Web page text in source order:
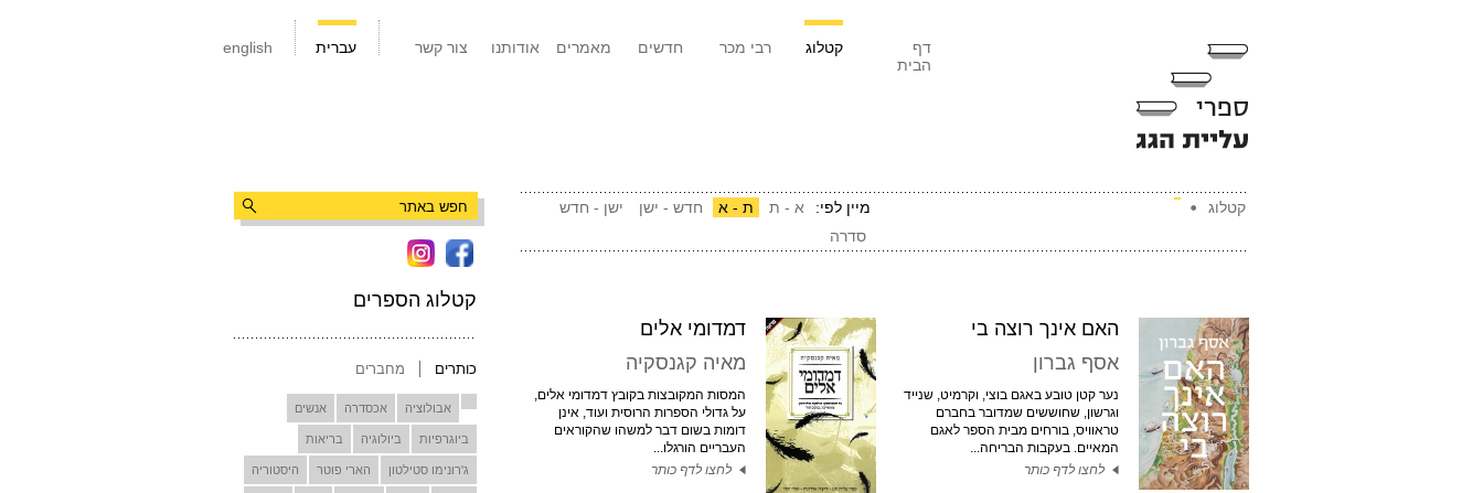
english עברית צור קשר אודותנו מאמרים חדשים רבי מכר קטלוג
דף
הבית
קטלוג הספרים
כותרים מחברים
אבולוציה אכסדרה אנשים
ביוגרפיות ביולוגיה בריאות
ג'רונימו סטילטון הארי פוטר היסטוריה
קטלוג מיין לפי: א - ת ת - א חדש - ישן
ישן - חדש
סדרה
האם אינך רוצה בי
אסף גברון
נער קטן טובע באגם בוצי, וקרמיט, שנייד
וגרשון, שחוששים שמדובר בחברם
טראוויס, בורחים מבית הספר לאגם
המאיים. בעקבות הבריחה...
לחצו לדף כותר
דמדומי אלים
מאיה קגנסקיה
המסות המקובצות בקובץ דמדומי אלים,
על גדולי הספרות הרוסית ועוד, אינן
דומות בשום דבר למשהו שהקוראים
העבריים הורגלו...
לחצו לדף כותר